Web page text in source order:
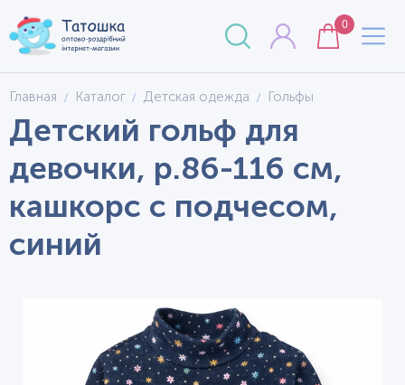
0
Главная Каталог Детская одежда Гольфы
Детский гольф для
девочки, р.86-116 см,
кашкорс с подчесом,
синий